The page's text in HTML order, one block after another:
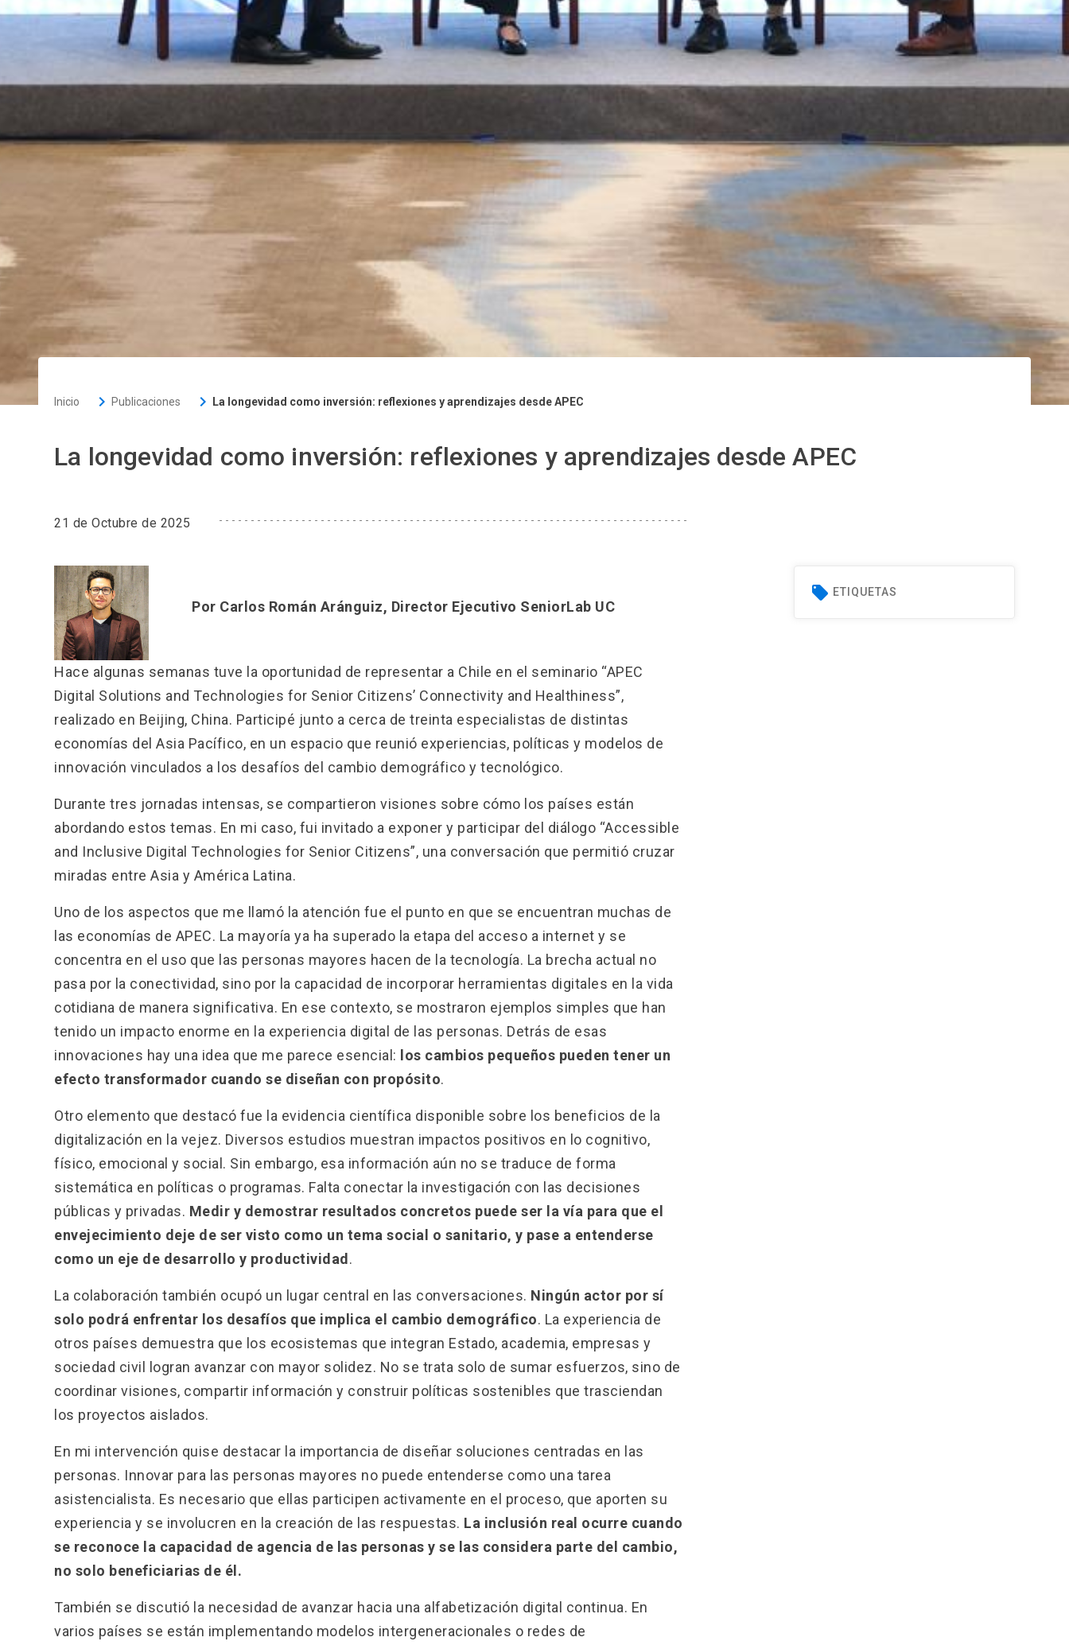
Inicio keyboard_arrow_right Publicaciones keyboard_arrow_right La longevidad como inversión: reflexiones y aprendizajes desde APEC
La longevidad como inversión: reflexiones y aprendizajes desde APEC
21 de Octubre de 2025
Por Carlos Román Aránguiz, Director Ejecutivo SeniorLab UC
Hace algunas semanas tuve la oportunidad de representar a Chile en el seminario “APEC
Digital Solutions and Technologies for Senior Citizens’ Connectivity and Healthiness”,
realizado en Beijing, China. Participé junto a cerca de treinta especialistas de distintas
economías del Asia Pacífico, en un espacio que reunió experiencias, políticas y modelos de
innovación vinculados a los desafíos del cambio demográfico y tecnológico.
Durante tres jornadas intensas, se compartieron visiones sobre cómo los países están
abordando estos temas. En mi caso, fui invitado a exponer y participar del diálogo “Accessible
and Inclusive Digital Technologies for Senior Citizens”, una conversación que permitió cruzar
miradas entre Asia y América Latina.
Uno de los aspectos que me llamó la atención fue el punto en que se encuentran muchas de
las economías de APEC. La mayoría ya ha superado la etapa del acceso a internet y se
concentra en el uso que las personas mayores hacen de la tecnología. La brecha actual no
pasa por la conectividad, sino por la capacidad de incorporar herramientas digitales en la vida
cotidiana de manera significativa. En ese contexto, se mostraron ejemplos simples que han
tenido un impacto enorme en la experiencia digital de las personas. Detrás de esas
innovaciones hay una idea que me parece esencial:
los cambios pequeños pueden tener un
efecto transformador cuando se diseñan con propósito.
Otro elemento que destacó fue la evidencia científica disponible sobre los beneficios de la
digitalización en la vejez. Diversos estudios muestran impactos positivos en lo cognitivo,
físico, emocional y social. Sin embargo, esa información aún no se traduce de forma
sistemática en políticas o programas. Falta conectar la investigación con las decisiones
públicas y privadas. Medir y demostrar resultados concretos puede ser la vía para que el
envejecimiento deje de ser visto como un tema social o sanitario, y pase a entenderse
como un eje de desarrollo y productividad .
La colaboración también ocupó un lugar central en las conversaciones. Ningún actor por sí
solo podrá enfrentar los desafíos que implica el cambio demográfico. La experiencia de
otros países demuestra que los ecosistemas que integran Estado, academia, empresas y
sociedad civil logran avanzar con mayor solidez. No se trata solo de sumar esfuerzos, sino de
coordinar visiones, compartir información y construir políticas sostenibles que trasciendan
los proyectos aislados.
En mi intervención quise destacar la importancia de diseñar soluciones centradas en las
personas. Innovar para las personas mayores no puede entenderse como una tarea
asistencialista. Es necesario que ellas participen activamente en el proceso, que aporten su
experiencia y se involucren en la creación de las respuestas. La inclusión real ocurre cuando
se reconoce la capacidad de agencia de las personas y se las considera parte del cambio,
no solo beneficiarias de él.
También se discutió la necesidad de avanzar hacia una alfabetización digital continua. En
varios países se están implementando modelos intergeneracionales o redes de
local_offer ETIQUETAS